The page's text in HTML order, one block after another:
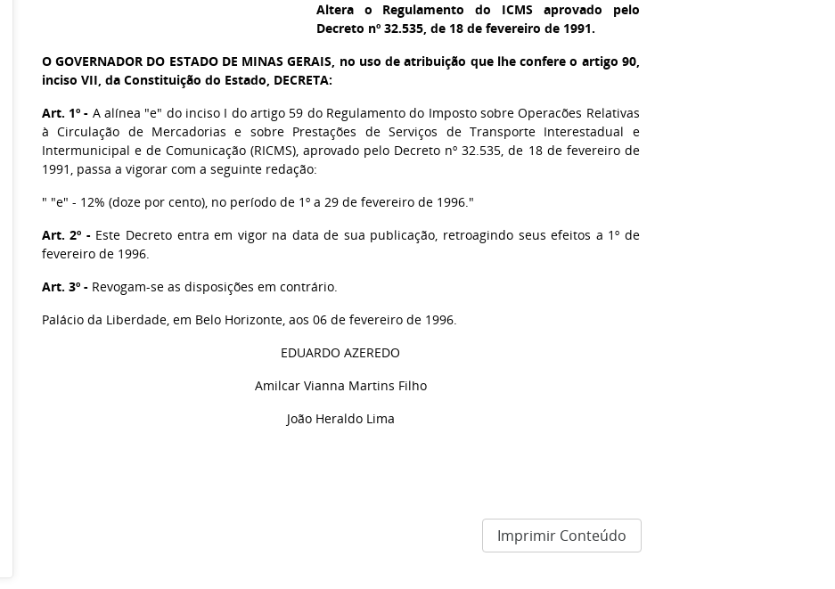
Altera o Regulamento do ICMS aprovado pelo
Decreto nº 32.535, de 18 de fevereiro de 1991.
O GOVERNADOR DO ESTADO DE MINAS GERAIS, no uso de atribuição que lhe confere o artigo 90,
inciso VII, da Constituição do Estado, DECRETA:
Art. 1º - A alínea "e" do inciso I do artigo 59 do Regulamento do Imposto sobre Operacões Relativas
à Circulação de Mercadorias e sobre Prestações de Serviços de Transporte Interestadual e
Intermunicipal e de Comunicação (RICMS), aprovado pelo Decreto nº 32.535, de 18 de fevereiro de
1991, passa a vigorar com a seguinte redação:
" "e" - 12% (doze por cento), no período de 1º a 29 de fevereiro de 1996."
Art. 2º -Este Decreto entra em vigor na data de sua publicação, retroagindo seus efeitos a 1º de
fevereiro de 1996.
Art. 3º -Revogam-se as disposições em contrário.
Palácio da Liberdade, em Belo Horizonte, aos 06 de fevereiro de 1996.
EDUARDO AZEREDO
Amilcar Vianna Martins Filho
João Heraldo Lima
Imprimir Conteúdo